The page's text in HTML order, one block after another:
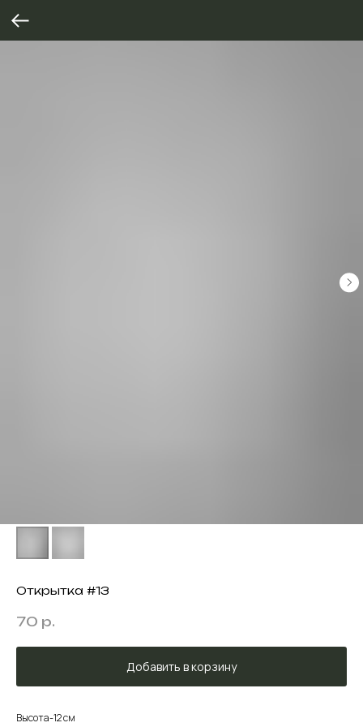
Открытка #13
70 р.
Добавить в корзину
Высота-12 см